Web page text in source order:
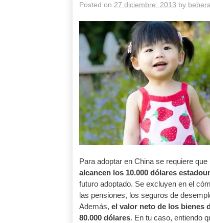
Posted on 27 diciembre, 2013 by
Para adoptar en China se requiere que
alcancen los 10.000 dólares
futuro adoptado. Se excluyen en el
las pensiones, los seguros de
Además, el valor neto de los bienes
80.000 dólares. En tu caso, entiendo